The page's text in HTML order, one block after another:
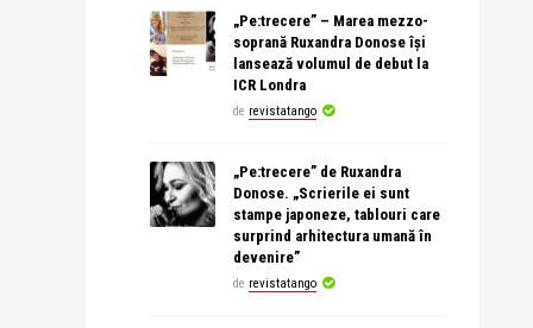
„Pe:trecere” – Marea mezzo-
soprană Ruxandra Donose își
lansează volumul de debut la
ICR Londra
de revistatango
„Pe:trecere” de Ruxandra
Donose. „Scrierile ei sunt
stampe japoneze, tablouri care
surprind arhitectura umană în
devenire”
de revistatango